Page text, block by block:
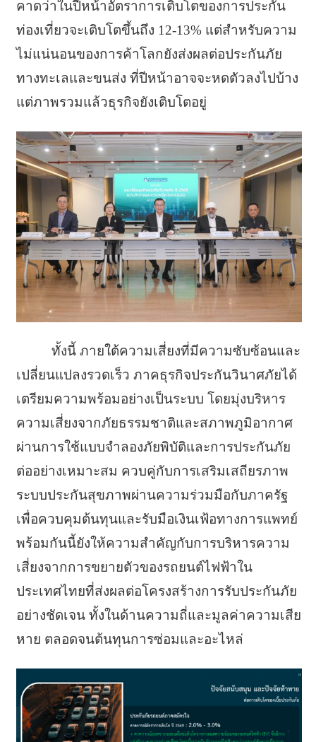
คาดว่าในปีหน้าอัตราการเติบโตของการประกัน
ท่องเที่ยวจะเติบโตขึ้นถึง 12-13% แต่สำหรับความ
ไม่แน่นอนของการค้าโลกยังส่งผลต่อประกันภัย
ทางทะเลและขนส่ง ที่ปีหน้าอาจจะหดตัวลงไปบ้าง
แต่ภาพรวมแล้วธุรกิจยังเติบโตอยู่
ทั้งนี้ ภายใต้ความเสี่ยงที่มีความซับซ้อนและ
เปลี่ยนแปลงรวดเร็ว ภาคธุรกิจประกันวินาศภัยได้
เตรียมความพร้อมอย่างเป็นระบบ โดยมุ่งบริหาร
ความเสี่ยงจากภัยธรรมชาติและสภาพภูมิอากาศ
ผ่านการใช้แบบจำลองภัยพิบัติและการประกันภัย
ต่ออย่างเหมาะสม ควบคู่กับการเสริมเสถียรภาพ
ระบบประกันสุขภาพผ่านความร่วมมือกับภาครัฐ
เพื่อควบคุมต้นทุนและรับมือเงินเฟ้อทางการแพทย์
พร้อมกันนี้ยังให้ความสำคัญกับการบริหารความ
เสี่ยงจากการขยายตัวของรถยนต์ไฟฟ้าใน
ประเทศไทยที่ส่งผลต่อโครงสร้างการรับประกันภัย
อย่างชัดเจน ทั้งในด้านความถี่และมูลค่าความเสีย
หาย ตลอดจนต้นทุนการซ่อมและอะไหล่